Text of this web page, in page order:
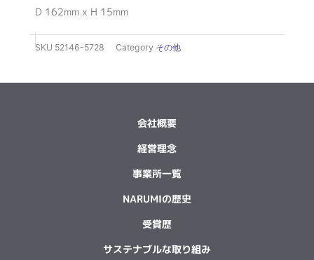
D 162mm x H 15mm
SKU 52146-5728 Category その他
会社概要
経営理念
事業所一覧
NARUMIの歴史
受賞歴
サステナブルな取り組み